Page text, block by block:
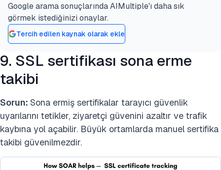
Google arama sonuçlarında AIMultiple'ı daha sık
görmek istediğinizi onaylar.
Tercih edilen kaynak olarak ekle
9. SSL sertifikası sona erme
takibi
Sorun: Sona ermiş sertifikalar tarayıcı güvenlik
uyarılarını tetikler, ziyaretçi güvenini azaltır ve trafik
kaybına yol açabilir. Büyük ortamlarda manuel sertifika
takibi güvenilmezdir.